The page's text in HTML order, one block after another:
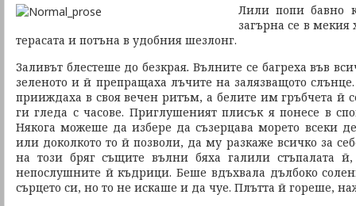
Лили попи бавно
загърна се в мекия
терасата и потъна в удобния шезлонг.
Заливът блестеше до безкрая.Вълните се багреха във
зеленото и й препращаха лъчите на залязващото
прииждаха в своя вечен ритъм, а белите им гръбчета й
ги гледа с часове. Приглушеният плисък я понесе в
Някога можеше да избере да съзерцава морето всеки
или доколкото то й позволи, да му разкаже всичко за
на този бряг същите вълни бяха галили стъпалата
непослушните й къдрици. Беше вдъхвала дълбоко
сърцето си, но то не искаше и да чуе. Плътта й гореше,